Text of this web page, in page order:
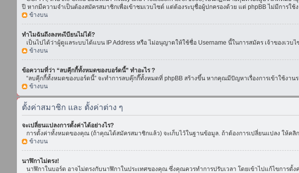
ปี หากมีความจำเป็นต้องสมัครสมาชิกเพื่อเข้าชมเวบไซต์ แต่ต้องระบุชื่อผู้ปกครองด้วย แต่ phpBB ไม่มีการใช้
ข้างบน
ทำไมฉันถึงลงทะเีบียนไม่ได้?
เป็นไปได้ว่าผู้ดูแลระบบได้แบน IP Address หรือ ไม่อนุญาตให้ใช้ชื่อ Username นี้ในการสมัคร เจ้าของเ
ข้างบน
ข้อความที่ว่า “ลบคุีกกี้ทั้งหมดของบอร์ดนี้” ทำอะไร ?
“ลบคุีกกี้ทั้งหมดของบอร์ดนี้” จะทำการลบคุ๊กกี๊ทั้งหมดที่ phpBB สร้างขึ้น หากคุณมีปัญหาเรื่องการเข้าใช้งาน
ข้างบน
ตั้งค่าสมาชิก และ ตั้งค่าต่าง ๆ
จะเปลี่ยนแปลงการตั้งค่าได้อย่างไร?
การตั้งค่าทั้งหมดของคุณ (ถ้าคุณได้สมัครสมาชิกแล้ว) จะเก็บไว้ในฐานข้อมูล. ถ้าต้องการเปลี่ยนแปลง ให้
ข้างบน
นาฬิกาไม่ตรง!
นาฬิกาในบอร์ด อาจไม่ตรงกับนาฬิกาในประเทศของคุณ ซึ่งคุณควรทำการปรับเวลา โดยเข้าไปแก้ไขการ